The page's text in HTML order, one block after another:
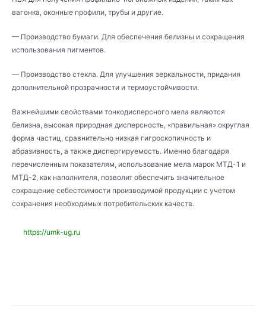
вагонка, оконные профили, трубы и другие.
— Производство бумаги. Для обеспечения белизны и сокращения
использования пигментов.
— Производство стекла. Для улучшения зеркальности, придания
дополнительной прозрачности и термоустойчивости.
Важнейшими свойствами тонкодисперсного мела являются
белизна, высокая природная дисперсность, «правильная» округлая
форма частиц, сравнительно низкая гигроскопичность и
абразивность, а также диспергируемость. Именно благодаря
перечисленным показателям, использование мела марок МТД-1 и
МТД-2, как наполнителя, позволит обеспечить значительное
сокращение себестоимости производимой продукции с учетом
сохранения необходимых потребительских качеств.
https://umk-ug.ru